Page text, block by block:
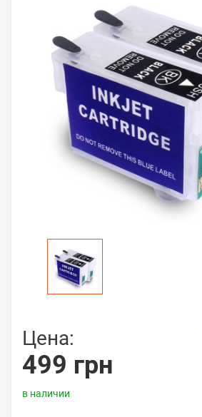
Цена:
499 грн
в наличии